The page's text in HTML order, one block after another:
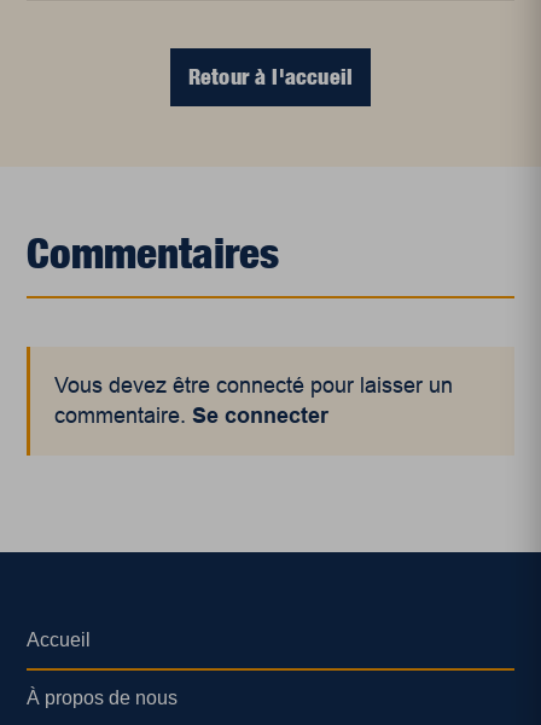
Retour à l'accueil
Commentaires
Vous devez être connecté pour laisser un
commentaire.Se connecter
Accueil
À propos de nous